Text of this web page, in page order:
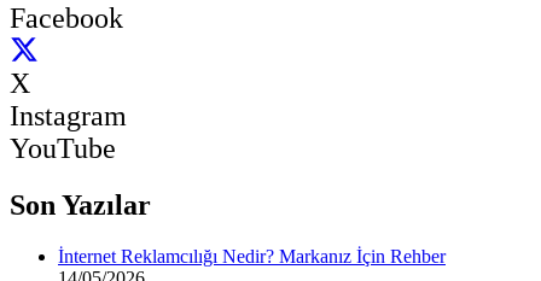
Facebook
X
Instagram
YouTube
Son Yazılar
İnternet Reklamcılığı Nedir? Markanız İçin Rehber